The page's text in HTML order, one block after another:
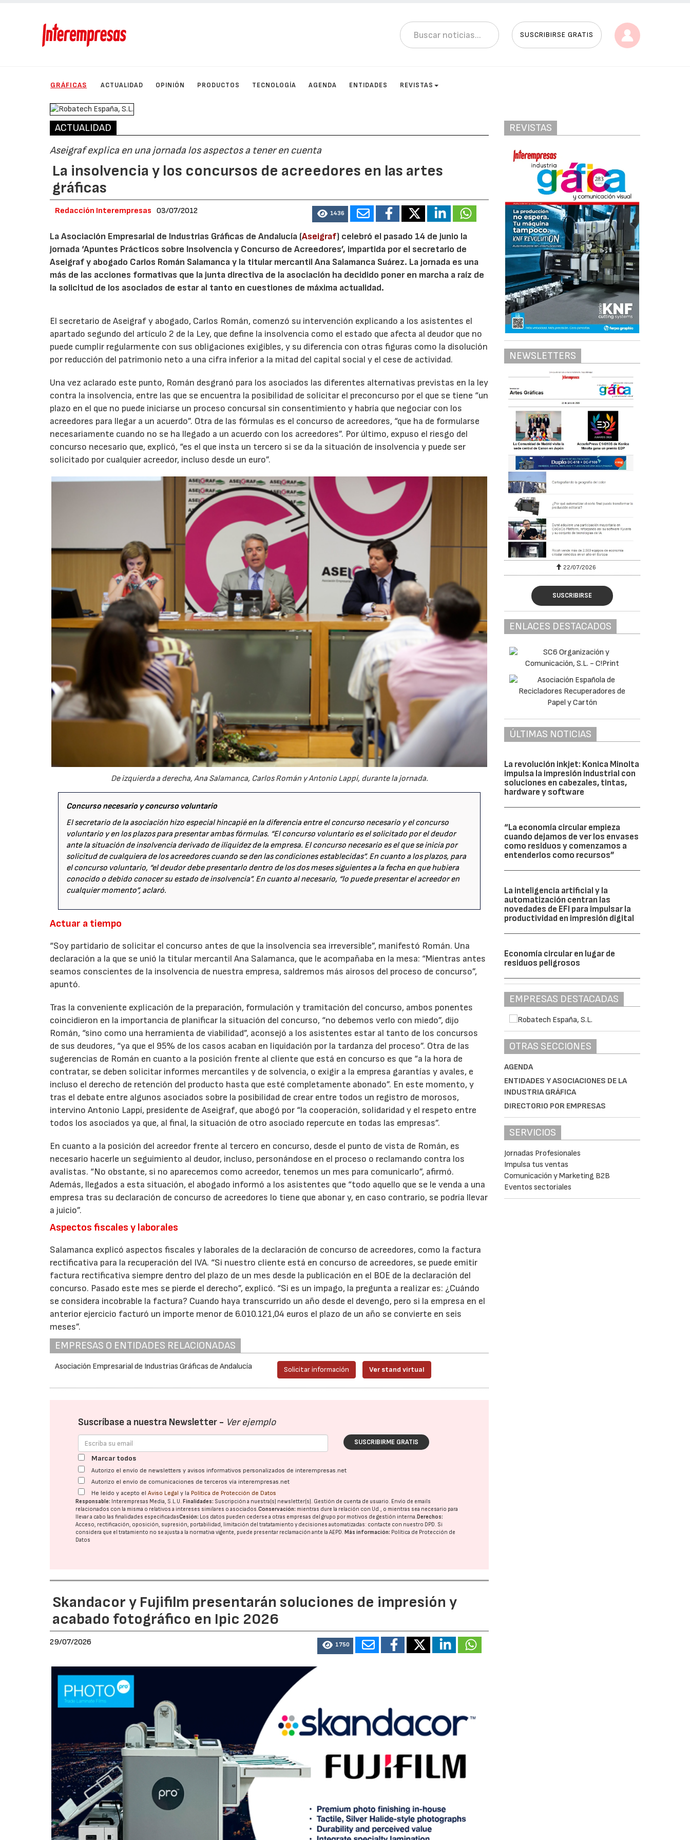
SUSCRIBIRSE GRATIS
GRÁFICAS ACTUALIDAD OPINIÓN PRODUCTOS TECNOLOGÍA AGENDA ENTIDADES REVISTAS
ACTUALIDAD
Aseigraf explica en una jornada los aspectos a tener en cuenta
La insolvencia y los concursos de acreedores en las artes
gráficas
Redacción Interempresas 03/07/2012 1436
La Asociación Empresarial de Industrias Gráficas de Andalucía (Aseigraf) celebró el pasado 14 de junio la
jornada ‘Apuntes Prácticos sobre Insolvencia y Concurso de Acreedores’, impartida por el secretario de
Aseigraf y abogado Carlos Román Salamanca y la titular mercantil Ana Salamanca Suárez. La jornada es una
más de las acciones formativas que la junta directiva de la asociación ha decidido poner en marcha a raíz de
la solicitud de los asociados de estar al tanto en cuestiones de máxima actualidad.
El secretario de Aseigraf y abogado, Carlos Román, comenzó su intervención explicando a los asistentes el
apartado segundo del artículo 2 de la Ley, que define la insolvencia como el estado que afecta al deudor que no
puede cumplir regularmente con sus obligaciones exigibles, y su diferencia con otras figuras como la disolución
por reducción del patrimonio neto a una cifra inferior a la mitad del capital social y el cese de actividad.
Una vez aclarado este punto, Román desgranó para los asociados las diferentes alternativas previstas en la ley
contra la insolvencia, entre las que se encuentra la posibilidad de solicitar el preconcurso por el que se tiene “un
plazo en el que no puede iniciarse un proceso concursal sin consentimiento y habría que negociar con los
acreedores para llegar a un acuerdo”. Otra de las fórmulas es el concurso de acreedores, “que ha de formularse
necesariamente cuando no se ha llegado a un acuerdo con los acreedores”. Por último, expuso el riesgo del
concurso necesario que, explicó, “es el que insta un tercero si se da la situación de insolvencia y puede ser
solicitado por cualquier acreedor, incluso desde un euro”.
De izquierda a derecha, Ana Salamanca, Carlos Román y Antonio Lappí, durante la jornada.
Concurso necesario y concurso voluntario
El secretario de la asociación hizo especial hincapié en la diferencia entre el concurso necesario y el concurso
voluntario y en los plazos para presentar ambas fórmulas. “El concurso voluntario es el solicitado por el deudor
ante la situación de insolvencia derivado de iliquidez de la empresa. El concurso necesario es el que se inicia por
solicitud de cualquiera de los acreedores cuando se den las condiciones establecidas”. En cuanto a los plazos, para
el concurso voluntario, “el deudor debe presentarlo dentro de los dos meses siguientes a la fecha en que hubiera
conocido o debido conocer su estado de insolvencia”. En cuanto al necesario, “lo puede presentar el acreedor en
cualquier momento”, aclaró.
Actuar a tiempo
“Soy partidario de solicitar el concurso antes de que la insolvencia sea irreversible”, manifestó Román. Una
declaración a la que se unió la titular mercantil Ana Salamanca, que le acompañaba en la mesa: “Mientras antes
seamos conscientes de la insolvencia de nuestra empresa, saldremos más airosos del proceso de concurso”,
apuntó.
Tras la conveniente explicación de la preparación, formulación y tramitación del concurso, ambos ponentes
coincidieron en la importancia de planificar la situación del concurso, “no debemos verlo con miedo”, dijo
Román, “sino como una herramienta de viabilidad”, aconsejó a los asistentes estar al tanto de los concursos
de sus deudores, “ya que el 95% de los casos acaban en liquidación por la tardanza del proceso”. Otra de las
sugerencias de Román en cuanto a la posición frente al cliente que está en concurso es que “a la hora de
contratar, se deben solicitar informes mercantiles y de solvencia, o exigir a la empresa garantías y avales, e
incluso el derecho de retención del producto hasta que esté completamente abonado”. En este momento, y
tras el debate entre algunos asociados sobre la posibilidad de crear entre todos un registro de morosos,
intervino Antonio Lappí, presidente de Aseigraf, que abogó por “la cooperación, solidaridad y el respeto entre
todos los asociados ya que, al final, la situación de otro asociado repercute en todas las empresas”.
En cuanto a la posición del acreedor frente al tercero en concurso, desde el punto de vista de Román, es
necesario hacerle un seguimiento al deudor, incluso, personándose en el proceso o reclamando contra los
avalistas. “No obstante, si no aparecemos como acreedor, tenemos un mes para comunicarlo”, afirmó.
Además, llegados a esta situación, el abogado informó a los asistentes que “todo aquello que se le venda a una
empresa tras su declaración de concurso de acreedores lo tiene que abonar y, en caso contrario, se podría llevar
a juicio”.
Aspectos fiscales y laborales
Salamanca explicó aspectos fiscales y laborales de la declaración de concurso de acreedores, como la factura
rectificativa para la recuperación del IVA. “Si nuestro cliente está en concurso de acreedores, se puede emitir
factura rectificativa siempre dentro del plazo de un mes desde la publicación en el BOE de la declaración del
concurso. Pasado este mes se pierde el derecho”, explicó. “Si es un impago, la pregunta a realizar es: ¿Cuándo
se considera incobrable la factura? Cuando haya transcurrido un año desde el devengo, pero si la empresa en el
anterior ejercicio facturó un importe menor de 6.010.121,04 euros el plazo de un año se convierte en seis
meses”.
EMPRESAS O ENTIDADES RELACIONADAS
Asociación Empresarial de Industrias Gráficas de Andalucía Solicitar información Ver stand virtual
Suscríbase a nuestra Newsletter - Ver ejemplo
SUSCRIBIRME GRATIS
Marcar todos
Autorizo el envío de newsletters y avisos informativos personalizados de interempresas.net
Autorizo el envío de comunicaciones de terceros vía interempresas.net
He leído y acepto elAviso Legal y la Política de Protección de Datos
Responsable: Interempresas Media, S.L.U. Finalidades: Suscripción a nuestra(s) newsletter(s). Gestión de cuenta de usuario. Envío de emails
relacionados con la misma o relativos a intereses similares o asociados.Conservación: mientras dure la relación con Ud., o mientras sea necesario para
llevar a cabo las finalidades especificadasCesión: Los datos pueden cederse a otras empresas del grupo por motivos de gestión interna. Derechos:
Acceso, rectificación, oposición, supresión, portabilidad, limitación del tratatamiento y decisiones automatizadas: contacte con nuestro DPD. Si
considera que el tratamiento no se ajusta a la normativa vigente, puede presentar reclamación ante laAEPD. Más información: Política de Protección de
Datos
Skandacor y Fujifilm presentarán soluciones de impresión y
acabado fotográfico en Ipic 2026
29/07/2026 1750
REVISTAS
NEWSLETTERS
22/07/2026 22/07/2026
SUSCRIBIRSE
ENLACES DESTACADOS
ÚLTIMAS NOTICIAS
La revolución inkjet: Konica Minolta
impulsa la impresión industrial con
soluciones en cabezales, tintas,
hardware y software
“La economía circular empieza
cuando dejamos de ver los envases
como residuos y comenzamos a
entenderlos como recursos”
La inteligencia artificial y la
automatización centran las
novedades de EFI para impulsar la
productividad en impresión digital
Economía circular en lugar de
residuos peligrosos
EMPRESAS DESTACADAS
OTRAS SECCIONES
AGENDA
ENTIDADES Y ASOCIACIONES DE LA
INDUSTRIA GRÁFICA
DIRECTORIO POR EMPRESAS
SERVICIOS
Jornadas Profesionales
Impulsa tus ventas
Comunicación y Marketing B2B
Eventos sectoriales